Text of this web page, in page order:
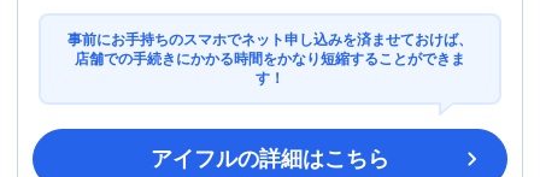
事前にお手持ちのスマホでネット申し込みを済ませておけば、
店舗での手続きにかかる時間をかなり短縮することができま
す！
アイフルの詳細はこちら